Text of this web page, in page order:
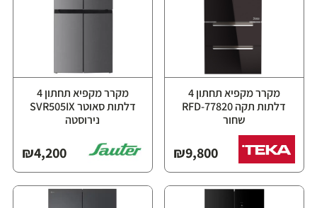
מקרר מקפיא תחתון 4
דלתות תקה RFD-77820
שחור
₪9,800
מקרר מקפיא תחתון 4
דלתות סאוטר SVR505IX
נירוסטה
₪4,200